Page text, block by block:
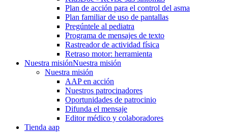
Plan de acción para el control del asma
Plan familiar de uso de pantallas
Pregúntele al pediatra
Programa de mensajes de texto
Rastre​​ador de activida​d física
Retraso motor: herramienta
Nuestra misiónNuestra misión
Nuestra misión
AAP en acción
Nuestros patrocinadores
Oportunidades de patrocinio
Difunda el mensaje
Editor médico y colaboradores
Tienda aap